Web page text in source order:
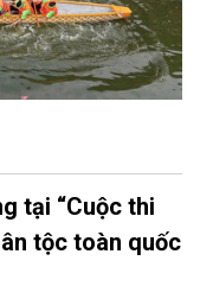
tại “Cuộc thi
tộc toàn quốc